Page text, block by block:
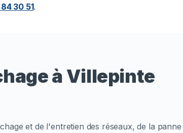
30 51.
à Villepinte
et de l'entretien des réseaux, de la panne